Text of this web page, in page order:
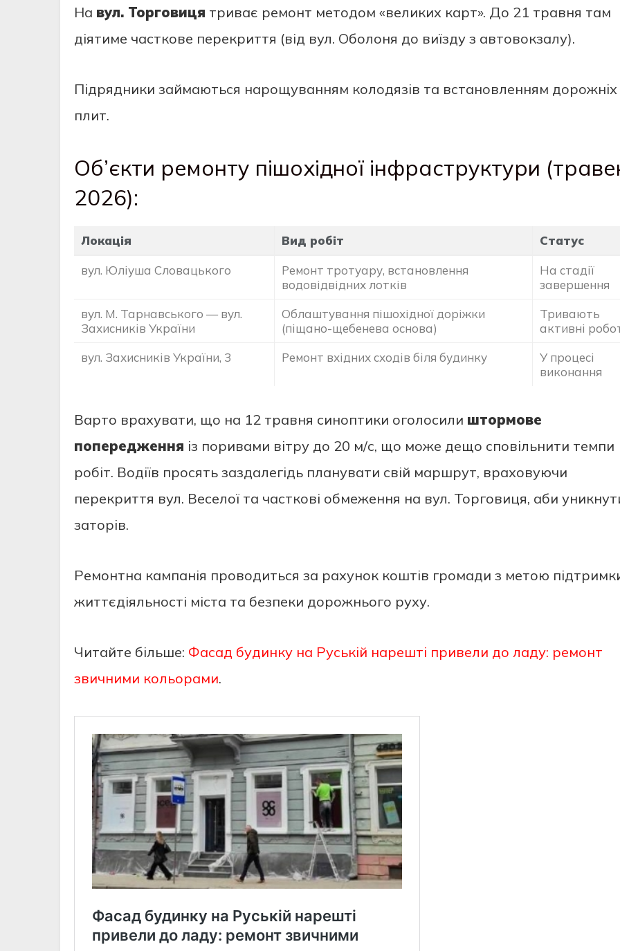
На вул. Торговиця триває ремонт методом «великих карт». До 21 травня там
діятиме часткове перекриття (від вул. Оболоня до виїзду з автовокзалу).
Підрядники займаються нарощуванням колодязів та встановленням дорожніх
плит.
Об’єкти ремонту пішохідної інфраструктури
2026):
Локація Вид робіт Статус
вул. Юліуша Словацького
Ремонт тротуару, встановлення
водовідвідних лотків
На стадії
завершення
вул. М. Тарнавського — вул.
Захисників України
Облаштування пішохідної доріжки
(піщано-щебенева основа)
Тривають
активні
вул. Захисників України, 3
Ремонт вхідних сходів біля будинку
У процесі
виконання
Варто врахувати, що на 12 травня синоптики оголосили штормове
попередження із поривами вітру до 20 м/с, що може дещо сповільнити темпи
робіт. Водіїв просять заздалегідь планувати свій маршрут, враховуючи
перекриття вул. Веселої та часткові обмеження на вул. Торговиця, аби
заторів.
Ремонтна кампанія проводиться за рахунок коштів громади з метою
життєдіяльності міста та безпеки дорожнього руху.
Читайте більше: Фасад будинку на Руській нарешті привели до ладу: ремонт
звичними кольорами.